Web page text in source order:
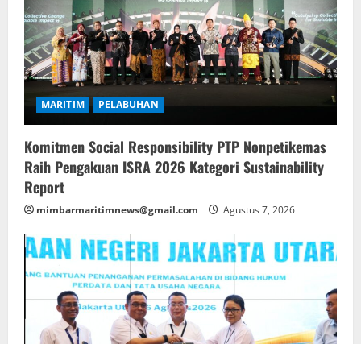
MARITIM PELABUHAN
Komitmen Social Responsibility PTP Nonpetikemas
Raih Pengakuan ISRA 2026 Kategori Sustainability
Report
mimbarmaritimnews@gmail.com Agustus 7, 2026